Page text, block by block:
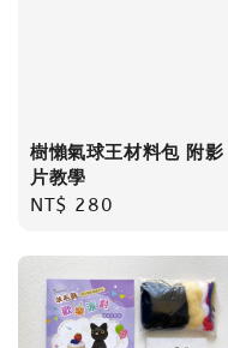
樹懶氣球王材料包 附影
片教學
Regular
NT$ 280